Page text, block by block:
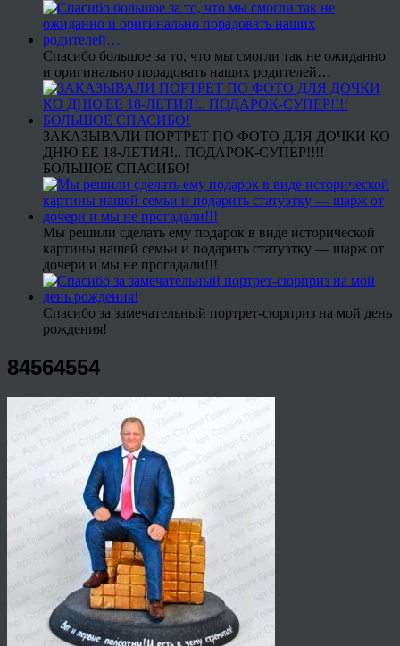
Спасибо большое за то, что мы смогли так не ожиданно
и оригинально порадовать наших родителей…
ЗАКАЗЫВАЛИ ПОРТРЕТ ПО ФОТО ДЛЯ ДОЧКИ КО
ДНЮ ЕЕ 18-ЛЕТИЯ!.. ПОДАРОК-СУПЕР!!!!
БОЛЬШОЕ СПАСИБО!
Мы решили сделать ему подарок в виде исторической
картины нашей семьи и подарить статуэтку — шарж от
дочери и мы не прогадали!!!
Спасибо за замечательный портрет-сюрприз на мой день
рождения!
84564554